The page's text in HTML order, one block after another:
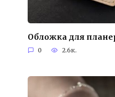
Обложка для
0 2.6к.